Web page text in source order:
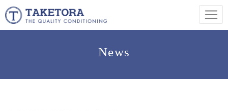
News